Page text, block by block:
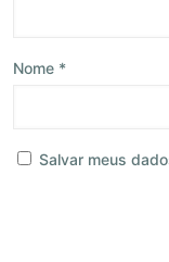
Nome *
Salvar meus